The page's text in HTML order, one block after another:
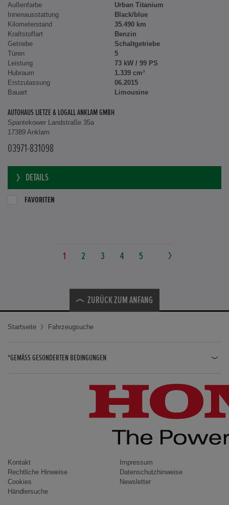
Außenfarbe
Urban Titanium
Innenausstattung
Black/blue
Kilometerstand
35.490 km
Kraftstoffart
Benzin
Getriebe
Schaltgetriebe
Türen
5
Leistung
73 kW / 99 PS
Hubraum
1.339 cm³
Erstzulassung
06.2015
Bauart
Limousine
AUTOHAUS LIETZE & LOGALL ANKLAM GMBH
Spantekower Landstraße 35a
17389 Anklam
03971-831098
DETAILS
FAVORITEN
1 2 3 4 5
ZURÜCK ZUM ANFANG
Startseite Fahrzeugsuche
*GEMÄSS GESONDERTEN BEDINGUNGEN
CIVIC / CIVIC LIMOUSINE
INSIGHT
ACCORD
Kontakt
Impressum
Rechtliche Hinweise
Datenschutzhinweise
Cookies
Newsletter
Händlersuche